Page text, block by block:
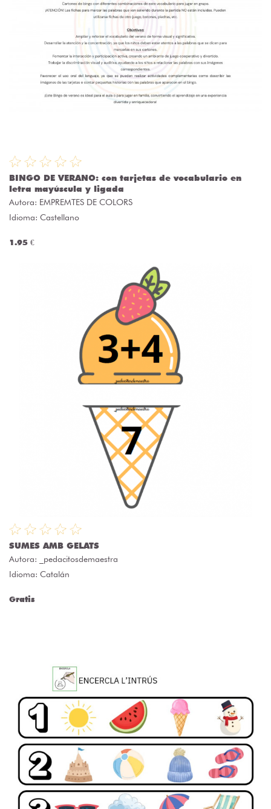
BINGO DE VERANO: con tarjetas de vocabulario en
letra mayúscula y ligada
Autora: EMPREMTES DE COLORS
Idioma: Castellano
1.95 €
SUMES AMB GELATS
Autora:
_pedacitosdemaestra
Idioma: Catalán
Gratis